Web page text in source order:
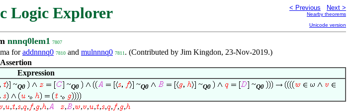
Logic Explorer < Previous Next >
Nearby theorems
Unicode version
nnnq0lem1 7807
foraddnnnq0 7810 and mulnnnq0 7811 . (Contributed by Jim Kingdon, 23-Nov-2019.)
Assertion
Expression
~Q0 ~Q0 ~Q0 ~Q0 ~Q0
, , , , , , , , , , , , , , , , ,
,